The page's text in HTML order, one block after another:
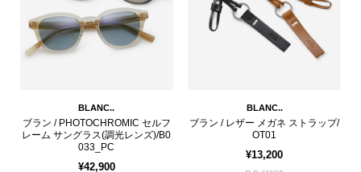
BLANC..
ブラン / PHOTOCHROMIC セルフ
レーム サングラス(調光レンズ)/B0
033_PC
¥42,900
BLANC..
ブラン / レザー メガネ ストラップ/
OT01
¥13,200